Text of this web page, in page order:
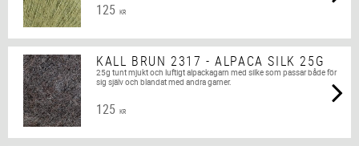
125 KR
KALL BRUN 2317 - ALPACA SILK 25G
25g tunt mjukt och luftigt alpackagarn med silke som passar både för
sig själv och blandat med andra garner.
125 KR